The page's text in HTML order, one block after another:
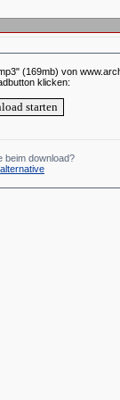
(169mb) von
klicken:
beim download?
alternative